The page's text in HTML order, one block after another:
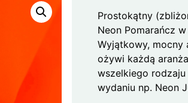
Prostokątny
Neon Pomarańcz
Wyjątkowy,
ożywi każdą
wszelkiego
wydaniu np. Neon